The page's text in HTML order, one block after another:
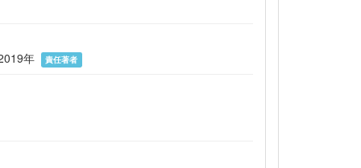
年 責任著者